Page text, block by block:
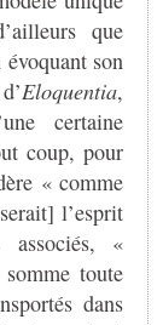
que
son
Eloquentia,
certaine
coup, pour
« comme
l’esprit
«
toute
dans